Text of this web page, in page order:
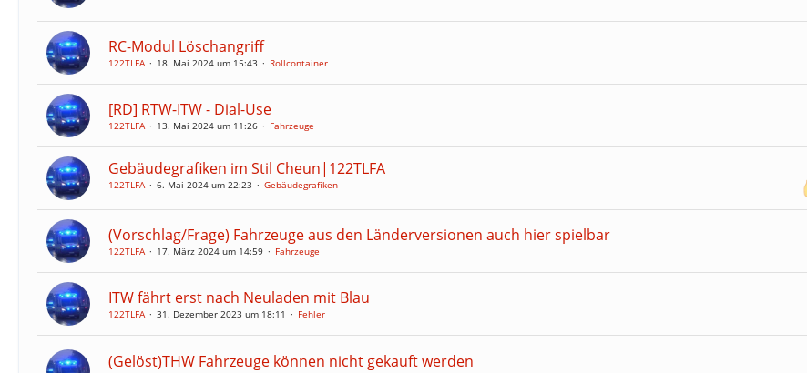
RC-Modul Löschangriff
122TLFA 18. Mai 2024 um 15:43 Rollcontainer
[RD] RTW-ITW - Dial-Use
122TLFA 13. Mai 2024 um 11:26 Fahrzeuge
Gebäudegrafiken im Stil Cheun|122TLFA
122TLFA 6. Mai 2024 um 22:23 Gebäudegrafiken
(Vorschlag/Frage) Fahrzeuge aus den Länderversionen auch hier spielbar
122TLFA 17. März 2024 um 14:59 Fahrzeuge
ITW fährt erst nach Neuladen mit Blau
122TLFA 31. Dezember 2023 um 18:11 Fehler
(Gelöst)THW Fahrzeuge können nicht gekauft werden